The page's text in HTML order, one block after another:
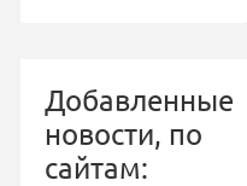
Добавленные
новости, по
сайтам: